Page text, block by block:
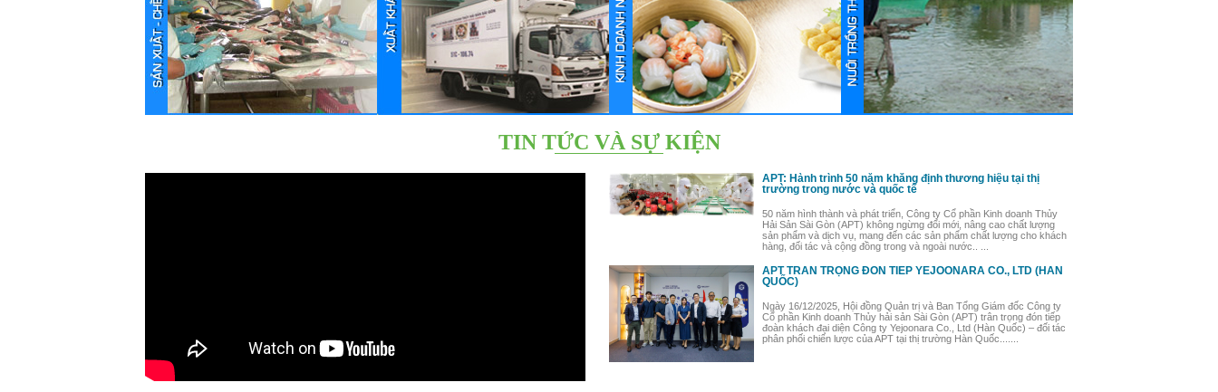
TIN TỨC VÀ SỰ KIỆN
APT: Hành trình 50 năm khẳng định thương hiệu tại thị
trường trong nước và quốc tế
50 năm hình thành và phát triển, Công ty Cổ phần Kinh doanh Thủy
Hải Sản Sài Gòn (APT) không ngừng đổi mới, nâng cao chất lượng
sản phẩm và dịch vụ, mang đến các sản phẩm chất lượng cho khách
hàng, đối tác và cộng đồng trong và ngoài nước.. ...
APT TRÂN TRỌNG ĐÓN TIẾP YEJOONARA CO., LTD (HÀN
QUỐC)
Ngày 16/12/2025, Hội đồng Quản trị và Ban Tổng Giám đốc Công ty
Cổ phần Kinh doanh Thủy hải sản Sài Gòn (APT) trân trọng đón tiếp
đoàn khách đại diện Công ty Yejoonara Co., Ltd (Hàn Quốc) – đối tác
phân phối chiến lược của APT tại thị trường Hàn Quốc.......